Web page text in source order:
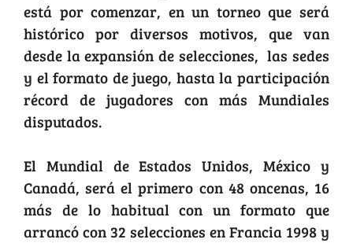
está por comenzar, en un torneo que será
histórico por diversos motivos, que van
desde la expansión de selecciones, las sedes
y el formato de juego, hasta la participación
récord de jugadores con más Mundiales
disputados.
El Mundial de Estados Unidos, México y
Canadá, será el primero con 48 oncenas, 16
más de lo habitual con un formato que
arrancó con 32 selecciones en Francia 1998 y